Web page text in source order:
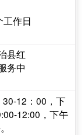
工作日
县红
务中
12：00，下
12:00，下午